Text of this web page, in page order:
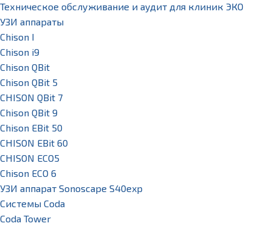
Техническое обслуживание и аудит для клиник ЭКО
УЗИ аппараты
Chison I
Chison i9
Chison QBit
Chison QBit 5
CHISON QBit 7
Chison QBit 9
Chison EBit 50
CHISON EBit 60
CHISON ECO5
Chison ECO 6
УЗИ аппарат Sonoscape S40exp
Системы Coda
Coda Tower